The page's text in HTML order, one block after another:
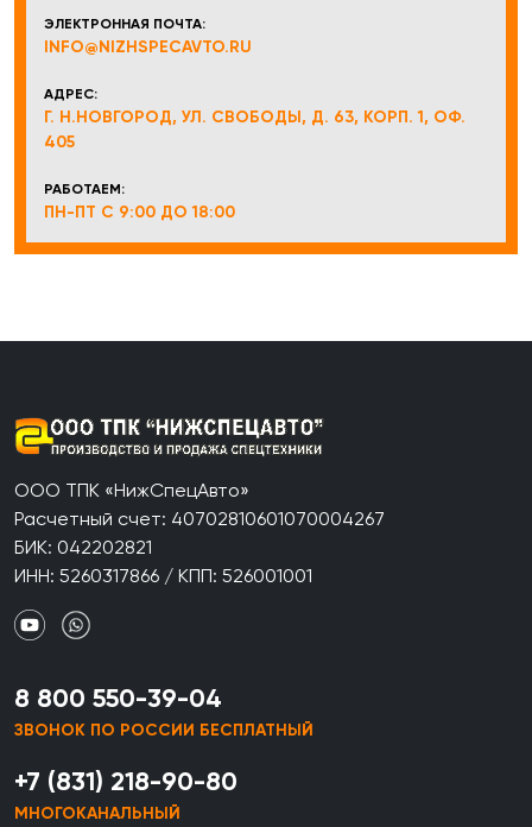
ЭЛЕКТРОННАЯ ПОЧТА:
INFO@NIZHSPECAVTO.RU
АДРЕС:
Г. Н.НОВГОРОД, УЛ. СВОБОДЫ, Д. 63, КОРП. 1, ОФ.
405
РАБОТАЕМ:
ПН-ПТ С 9:00 ДО 18:00
ООО ТПК «НижСпецАвто»
Расчетный счет: 40702810601070004267
БИК: 042202821
ИНН: 5260317866 / КПП: 526001001
8 800 550-39-04
ЗВОНОК ПО РОССИИ БЕСПЛАТНЫЙ
+7 (831) 218-90-80
МНОГОКАНАЛЬНЫЙ